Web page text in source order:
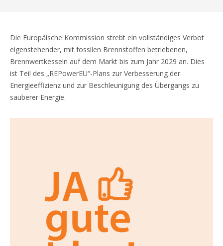
Die Europäische Kommission strebt ein vollständiges Verbot
eigenstehender, mit fossilen Brennstoffen betriebenen,
Brennwertkesseln auf dem Markt bis zum Jahr 2029 an. Dies
ist Teil des „REPowerEU“-Plans zur Verbesserung der
Energieeffizienz und zur Beschleunigung des Übergangs zu
sauberer Energie.